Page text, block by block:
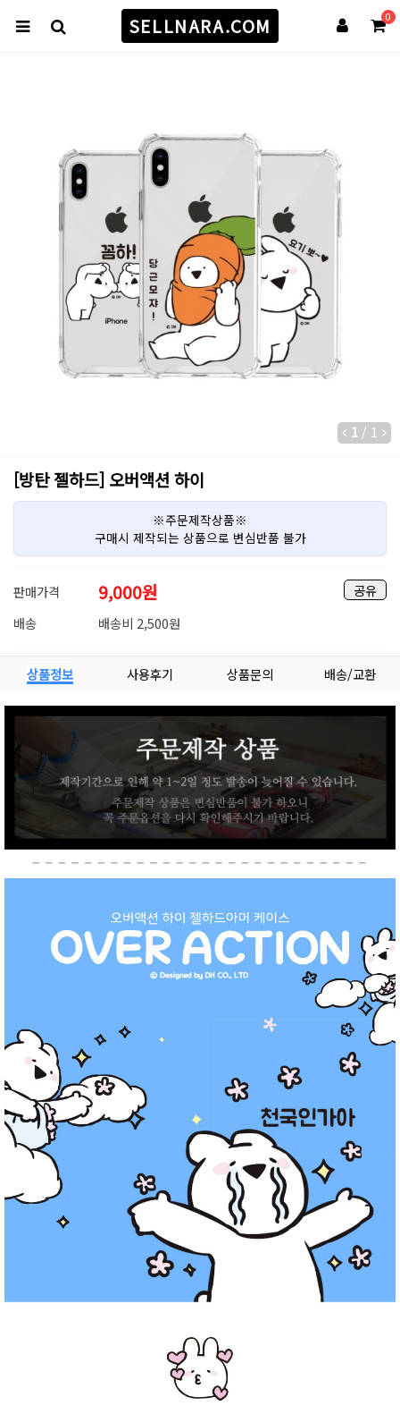
0
SELLNARA.COM
1 / 1
[방탄 젤하드] 오버액션 하이
※주문제작상품※
구매시 제작되는 상품으로 변심반품 불가
공유
판매가격 9,000원
배송 배송비 2,500원
상품정보 사용후기 상품문의 배송/교환